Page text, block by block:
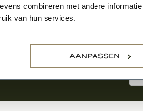
combineren met andere
van hun services.
AANPASSEN